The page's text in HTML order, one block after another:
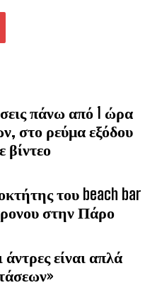
πάνω από 1 ώρα
στο ρεύμα εξόδου
βίντεο
του beach bar
στην Πάρο
είναι απλά